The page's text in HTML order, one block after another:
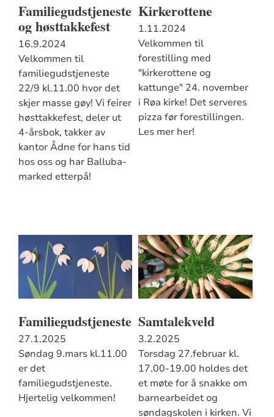
Familiegudstjeneste
og høsttakkefest
16.9.2024
Velkommen til
familiegudstjeneste
22/9 kl.11.00 hvor det
skjer masse gøy! Vi feirer
høsttakkefest, deler ut
4-årsbok, takker av
kantor Ådne for hans tid
hos oss og har Balluba-
marked etterpå!
Kirkerottene
1.11.2024
Velkommen til
forestilling med
"kirkerottene og
kattunge" 24. november
i Røa kirke! Det serveres
pizza før forestillingen.
Les mer her!
Familiegudstjeneste
27.1.2025
Søndag 9.mars kl.11.00
er det
familiegudstjeneste.
Hjertelig velkommen!
Samtalekveld
3.2.2025
Torsdag 27.februar kl.
17.00-19.00 holdes det
et møte for å snakke om
barnearbeidet og
søndagskolen i kirken. Vi